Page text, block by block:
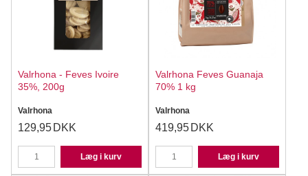
Valrhona - Feves Ivoire
35%, 200g
Valrhona
129,95 DKK
Læg i kurv
Valrhona Feves Guanaja
70% 1 kg
Valrhona
419,95 DKK
Læg i kurv